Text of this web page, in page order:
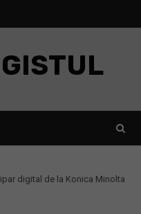
digital de la Konica Minolta